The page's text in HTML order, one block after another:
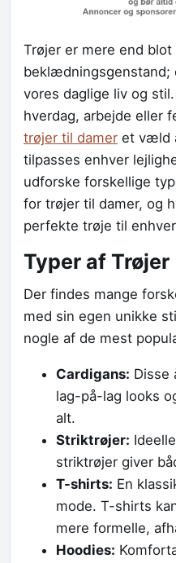
Trøjer er mere end blot
beklædningsgenstand;
vores daglige liv og
hverdag, arbejde eller
trøjer til damer et væld
tilpasses enhver
udforske forskellige
for trøjer til damer, og
perfekte trøje til
Typer af Trøjer
Der findes mange
med sin egen unikke
nogle af de mest
Cardigans: Disse
lag-på-lag looks
alt.
Striktrøjer:
striktrøjer giver
T-shirts: En
mode. T-shirts
mere formelle,
Hoodies: